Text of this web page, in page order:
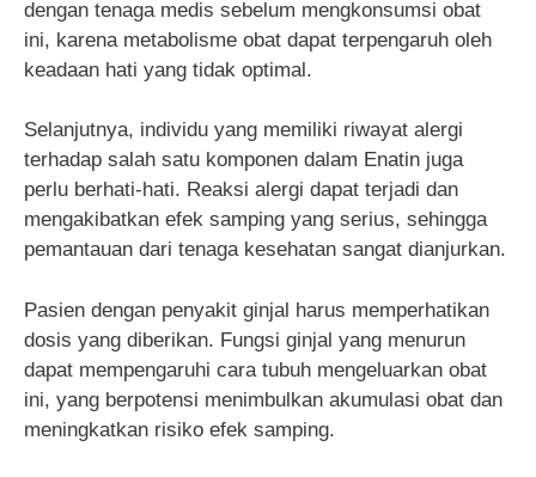
dengan tenaga medis sebelum mengkonsumsi obat
ini, karena metabolisme obat dapat terpengaruh oleh
keadaan hati yang tidak optimal.
Selanjutnya, individu yang memiliki riwayat alergi
terhadap salah satu komponen dalam Enatin juga
perlu berhati-hati. Reaksi alergi dapat terjadi dan
mengakibatkan efek samping yang serius, sehingga
pemantauan dari tenaga kesehatan sangat dianjurkan.
Pasien dengan penyakit ginjal harus memperhatikan
dosis yang diberikan. Fungsi ginjal yang menurun
dapat mempengaruhi cara tubuh mengeluarkan obat
ini, yang berpotensi menimbulkan akumulasi obat dan
meningkatkan risiko efek samping.